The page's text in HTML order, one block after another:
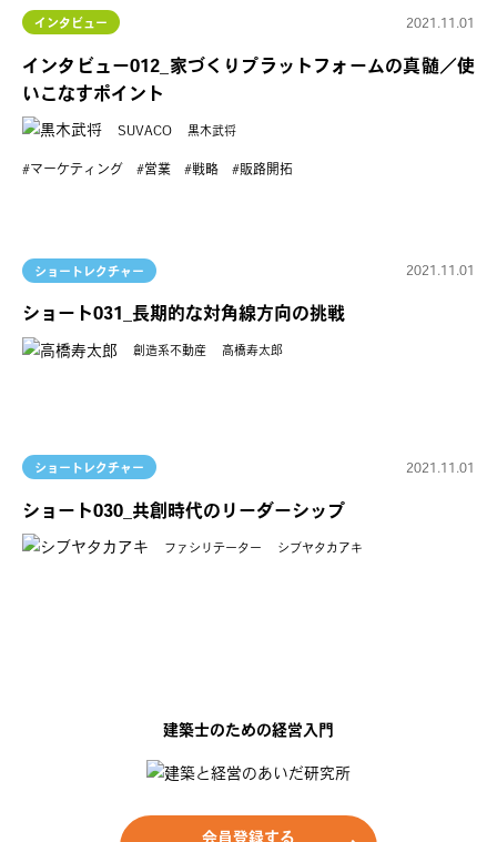
インタビュー 2021.11.01
インタビュー012_家づくりプラットフォームの真髄／使
いこなすポイント
SUVACO 黒木武将
マーケティング 営業 戦略 販路開拓
ショートレクチャー 2021.11.01
ショート031_長期的な対角線方向の挑戦
創造系不動産 高橋寿太郎
ショートレクチャー 2021.11.01
ショート030_共創時代のリーダーシップ
ファシリテーター シブヤタカアキ
建築士のための経営入門
会員登録する